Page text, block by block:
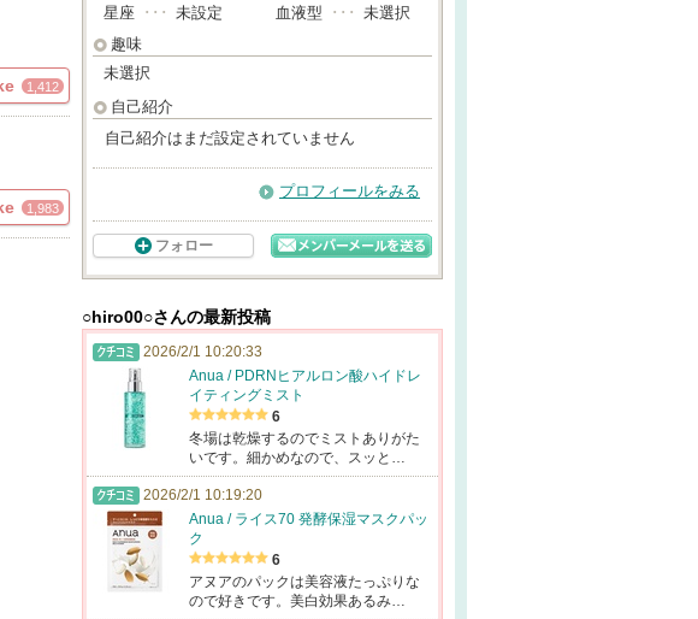
1,412
1,983
星座 ･･･ 未設定 血液型 ･･･ 未選択
趣味
未選択
自己紹介
自己紹介はまだ設定されていません
プロフィールをみる
フォロー
○hiro00○さんの最新投稿
2026/2/1 10:20:33
Anua / PDRNヒアルロン酸ハイドレ
イティングミスト
6
冬場は乾燥するのでミストありがた
いです。細かめなので、スッと…
2026/2/1 10:19:20
Anua / ライス70 発酵保湿マスクパッ
ク
6
アヌアのパックは美容液たっぷりな
ので好きです。美白効果あるみ…